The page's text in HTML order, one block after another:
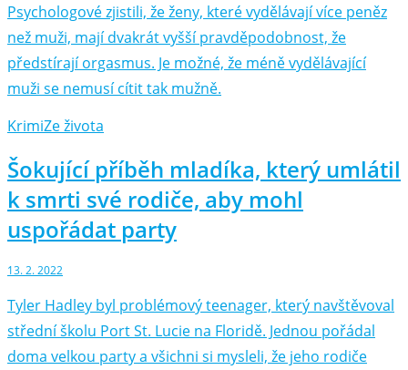
Psychologové zjistili, že ženy, které vydělávají více peněz
než muži, mají dvakrát vyšší pravděpodobnost, že
předstírají orgasmus. Je možné, že méně vydělávající
muži se nemusí cítit tak mužně.
KrimiZe života
Šokující příběh mladíka, který umlátil
k smrti své rodiče, aby mohl
uspořádat party
13. 2. 2022
Tyler Hadley byl problémový teenager, který navštěvoval
střední školu Port St. Lucie na Floridě. Jednou pořádal
doma velkou party a všichni si mysleli, že jeho rodiče